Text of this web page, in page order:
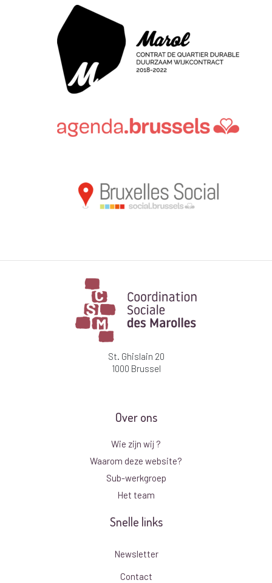
St. Ghislain 20
1000 Brussel
Over ons
Wie zijn wij ?
Waarom deze website?
Sub-werkgroep
Het team
Snelle links
Newsletter
Contact